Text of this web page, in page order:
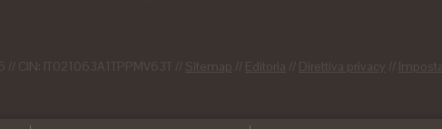
// CIN: IT021063A1TPPMV63T // Sitemap // Editoria // Direttiva privacy //